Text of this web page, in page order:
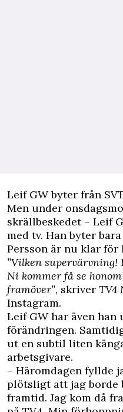
Leif GW byter från
Men under
skrällbeskedet – Leif
med tv. Han byter
Persson är nu klar för
”Vilken supervärvning!
Ni kommer få se
framöver”, skriver TV4
Instagram.
Leif GW har även
förändringen.
ut en subtil liten
arbetsgivare.
– Häromdagen fyllde
plötsligt att jag borde
framtid. Jag kom då